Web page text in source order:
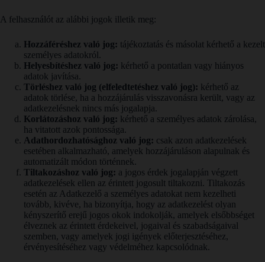
A felhasználót az alábbi jogok illetik meg:
Hozzáféréshez való jog: tájékoztatás és másolat kérhető a kezelt
személyes adatokról.
Helyesbítéshez való jog: kérhető a pontatlan vagy hiányos
adatok javítása.
Törléshez való jog (elfeledtetéshez való jog): kérhető az
adatok törlése, ha a hozzájárulás visszavonásra került, vagy az
adatkezelésnek nincs más jogalapja.
Korlátozáshoz való jog: kérhető a személyes adatok zárolása,
ha vitatott azok pontossága.
Adathordozhatósághoz való jog: csak azon adatkezelések
esetében alkalmazható, amelyek hozzájáruláson alapulnak és
automatizált módon történnek.
Tiltakozáshoz való jog: a jogos érdek jogalapján végzett
adatkezelések ellen az érintett jogosult tiltakozni. Tiltakozás
esetén az Adatkezelő a személyes adatokat nem kezelheti
tovább, kivéve, ha bizonyítja, hogy az adatkezelést olyan
kényszerítő erejű jogos okok indokolják, amelyek elsőbbséget
élveznek az érintett érdekeivel, jogaival és szabadságaival
szemben, vagy amelyek jogi igények előterjesztéséhez,
érvényesítéséhez vagy védelméhez kapcsolódnak.